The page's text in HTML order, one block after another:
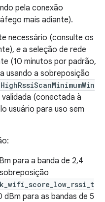
pela conexão
mais adiante).
necessário (consulte os
e a seleção de rede
(10 minutos por padrão,
usando a sobreposição
validada (conectada à
usuário para uso sem
para a banda de 2,4
dBm para as bandas de 5